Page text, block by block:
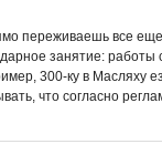
переживаешь все
занятие:
300-ку в Масляху
что согласно